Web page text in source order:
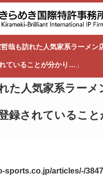
哉も訪れた人気家系ラーメン
ていることが分かり… 」
た人気家系ラーメ
録されていること
sports.co.jp/articles/-/